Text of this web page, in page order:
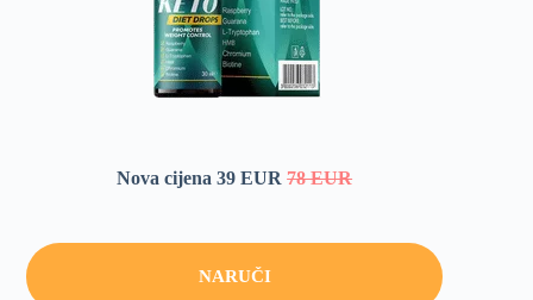
Nova cijena 39 EUR78 EUR
NARUČI